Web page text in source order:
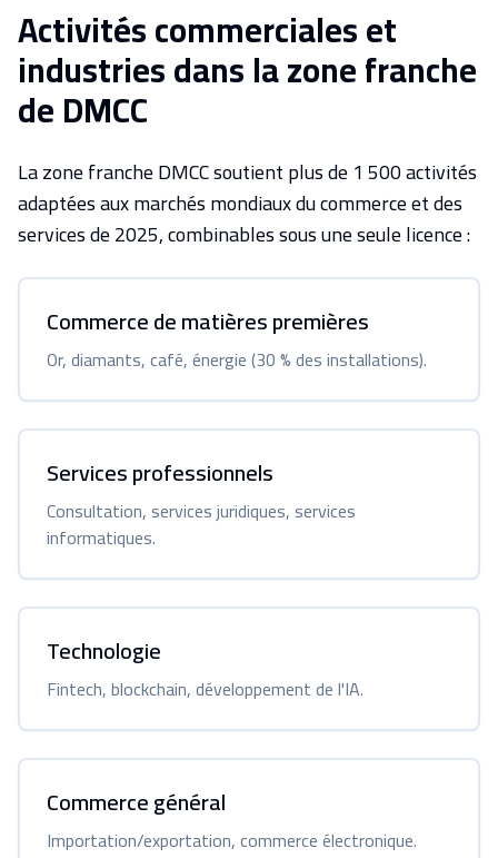
Activités commerciales et
industries dans la zone franche
de DMCC
La zone franche DMCC soutient plus de 1 500 activités
adaptées aux marchés mondiaux du commerce et des
services de 2025, combinables sous une seule licence :
Commerce de matières premières
Or, diamants, café, énergie (30 % des installations).
Services professionnels
Consultation, services juridiques, services
informatiques.
Technologie
Fintech, blockchain, développement de l'IA.
Commerce général
Importation/exportation, commerce électronique.